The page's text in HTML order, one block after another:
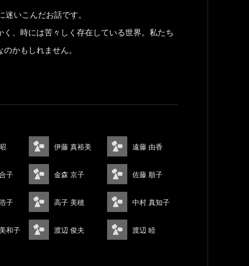
迷いこんだお話です。
、時には苦々しく存在している世界。私たち
かもしれません。
伊藤 真裕美 遠藤 由香
子 金森 京子 佐藤 順子
子 高子 美穂 中村 真知子
和子 渡辺 俊夫 渡辺 睦